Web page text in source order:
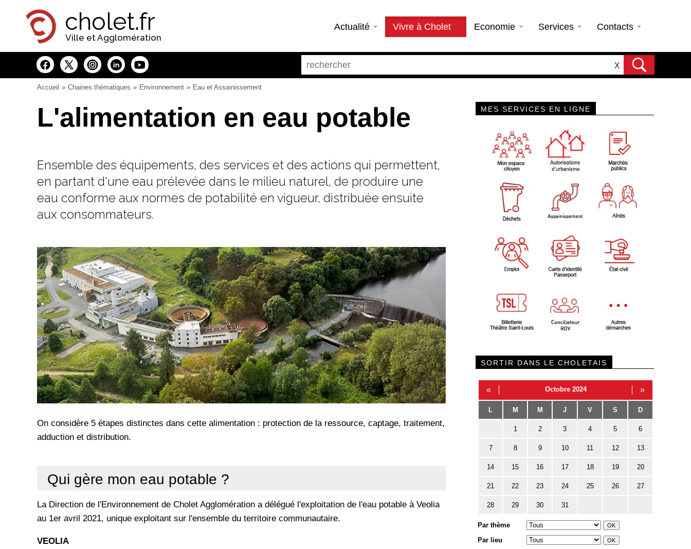
cholet.fr
Ville et Agglomération
Actualité Vivre à Cholet Economie Services Contacts
X
Accueil Chaines thématiques Environnement Eau et Assainissement
L'alimentation en eau potable
Ensemble des équipements, des services et des actions qui permettent,
en partant d'une eau prélevée dans le milieu naturel, de produire une
eau conforme aux normes de potabilité en vigueur, distribuée ensuite
aux consommateurs.
On considère 5 étapes distinctes dans cette alimentation : protection de la ressource, captage, traitement,
adduction et distribution.
Qui gère mon eau potable ?
La Direction de l'Environnement de Cholet Agglomération a délégué l'exploitation de l'eau potable à Veolia
au 1er avril 2021, unique exploitant sur l'ensemble du territoire communautaire.
VEOLIA
MES SERVICES EN LIGNE
SORTIR DANS LE CHOLETAIS
« Octobre 2024 »
L M M J V S D
1 2 3 4 5 6
7 8 9 10 11 12 13
14 15 16 17 18 19 20
21 22 23 24 25 26 27
28 29 30 31
Par thème
Par lieu